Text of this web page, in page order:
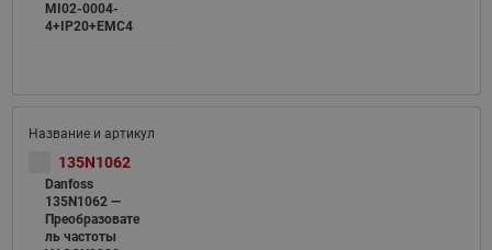
MI02-0004-
4+IP20+EMC4
135N1062
Danfoss
135N1062 —
Преобразовате
ль частоты